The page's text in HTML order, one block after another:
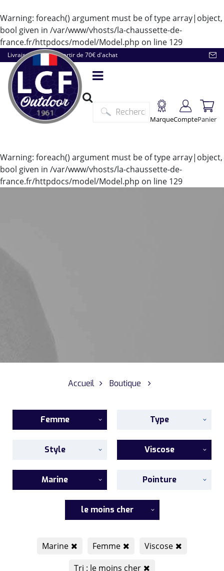
Warning: foreach() argument must be of type array|object,
bool given in /var/www/vhosts/la-chaussette-de-
france.fr/httpdocs/model/Model.php on line 129
Livraison offerte à partir de 70€ d'achat
MarqueComptePanier
Warning: foreach() argument must be of type array|object,
bool given in /var/www/vhosts/la-chaussette-de-
france.fr/httpdocs/model/Model.php on line 129
Accueil Boutique
Femme Type
Style Viscose
Marine Pointure
le moins cher
Marine Femme
Viscose
Tri : le moins cher